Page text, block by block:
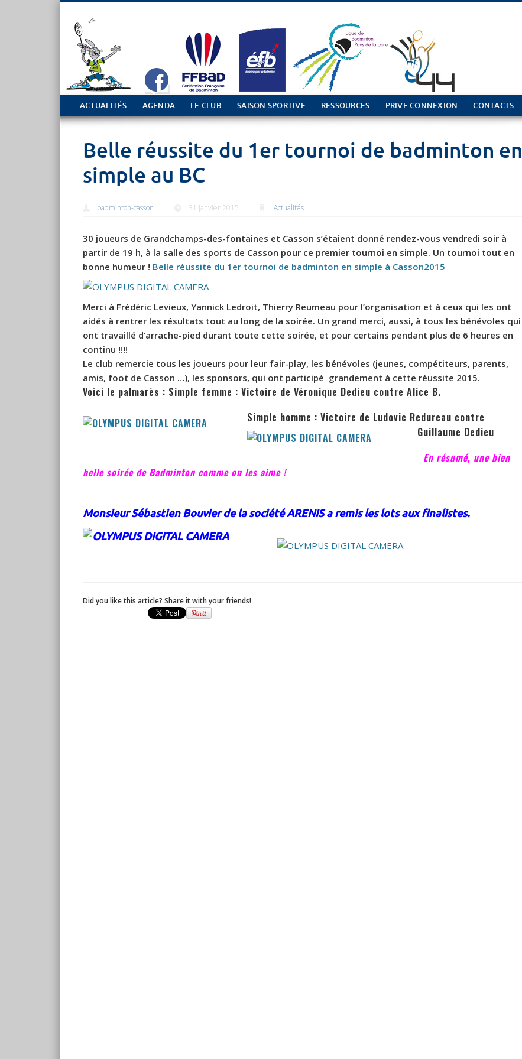
Tout sur le club de Badminton à Casson
ACTUALITÉS AGENDA LE CLUB SAISON SPORTIVE RESSOURCES PRIVE CONNEXION CONTACTS
Belle réussite du 1er tournoi de badminton en
simple au BC
badminton-casson 31 janvier 2015 Actualités
30 joueurs de Grandchamps-des-fontaines et Casson s’étaient donné rendez-vous vendredi soir à
partir de 19 h, à la salle des sports de Casson pour ce premier tournoi en simple. Un tournoi tout en
bonne humeur ! Belle réussite du 1er tournoi de badminton en simple à Casson2015
Merci à Frédéric Levieux, Yannick Ledroit, Thierry Reumeau pour l’organisation et à ceux qui les ont
aidés à rentrer les résultats tout au long de la soirée. Un grand merci, aussi, à tous les bénévoles qui
ont travaillé d’arrache-pied durant toute cette soirée, et pour certains pendant plus de 6 heures en
continu !!!!
Le club remercie tous les joueurs pour leur fair-play, les bénévoles (jeunes, compétiteurs, parents,
amis, foot de Casson …), les sponsors, qui ont participé grandement à cette réussite 2015.
Voici le palmarès : Simple femme : Victoire de Véronique Dedieu contre Alice B.
Simple homme : Victoire de Ludovic Redureau contre
Guillaume Dedieu
En résumé, une bien
belle soirée de Badminton comme on les aime !
Monsieur Sébastien Bouvier de la société ARENIS a remis les lots aux finalistes.
Did you like this article? Share it with your friends!